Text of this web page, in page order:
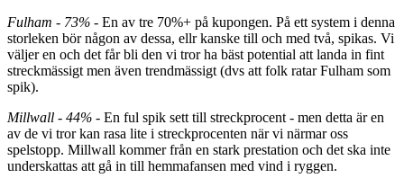
Fulham - 73% - En av tre 70%+ på kupongen. På ett system i denna
storleken bör någon av dessa, ellr kanske till och med två, spikas. Vi
väljer en och det får bli den vi tror ha bäst potential att landa in fint
streckmässigt men även trendmässigt (dvs att folk ratar Fulham som
spik).
Millwall - 44% - En ful spik sett till streckprocent - men detta är en
av de vi tror kan rasa lite i streckprocenten när vi närmar oss
spelstopp. Millwall kommer från en stark prestation och det ska inte
underskattas att gå in till hemmafansen med vind i ryggen.